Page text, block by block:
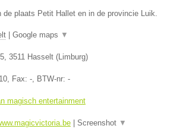
de plaats Petit Hallet en in de provincie Luik.
Google maps ▼
, 3511 Hasselt (Limburg)
, Fax: -, BTW-nr: -
magisch entertainment
Screenshot ▼